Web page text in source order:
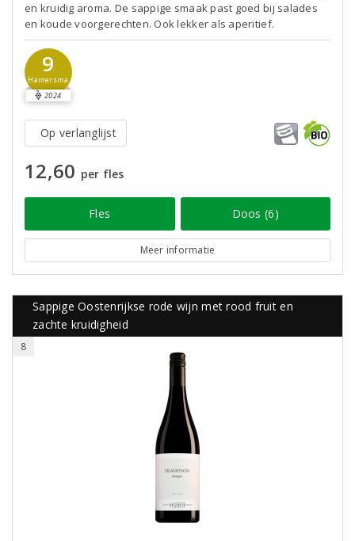
en kruidig aroma. De sappige smaak past goed bij salades
en koude voorgerechten. Ook lekker als aperitief.
9
Hamersma
2024
Op verlanglijst
12,60 per fles
Fles Doos (6)
Meer informatie
Sappige Oostenrijkse rode wijn met rood fruit en
zachte kruidigheid
8